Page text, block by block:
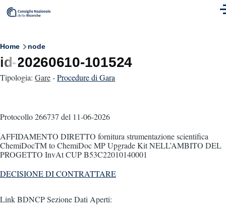
Skip to main content
Breadcrumb
Home node
id-20260610-101524
Tipologia: Gare-Procedure di Gara
Protocollo 266737 del 11-06-2026
AFFIDAMENTO DIRETTO fornitura strumentazione scientifica
ChemiDocTM to ChemiDoc MP Upgrade Kit NELL’AMBITO DEL
PROGETTO InvAt CUP B53C22010140001
DECISIONE DI CONTRATTARE
Link BDNCP Sezione Dati Aperti: